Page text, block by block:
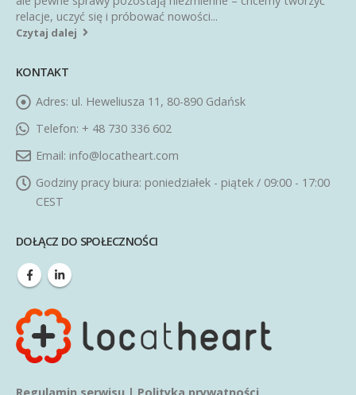
relacje, uczyć się i próbować nowości...
Czytaj dalej
KONTAKT
Adres: ul. Heweliusza 11, 80-890 Gdańsk
Telefon: + 48 730 336 602
Email: info@locatheart.com
Godziny pracy biura: poniedziałek - piątek / 09:00 - 17:00
CEST
DOŁĄCZ DO SPOŁECZNOŚCI